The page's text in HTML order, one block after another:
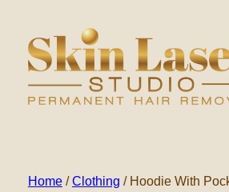
inhoud
Home/Clothing / Hoodie With